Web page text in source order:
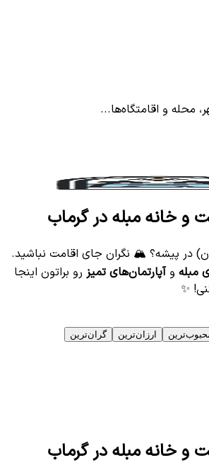
محله و اقامتگاه‌ها...
و خانه مبله در گرماب
در پیشه؟ 🏔️ نگران جای اقامت نباشید.
مبله وآپارتمان‌های تمیز رو براتون اینجا
✨
ارزان‌ترین گران‌ترین
و خانه مبله در گرماب